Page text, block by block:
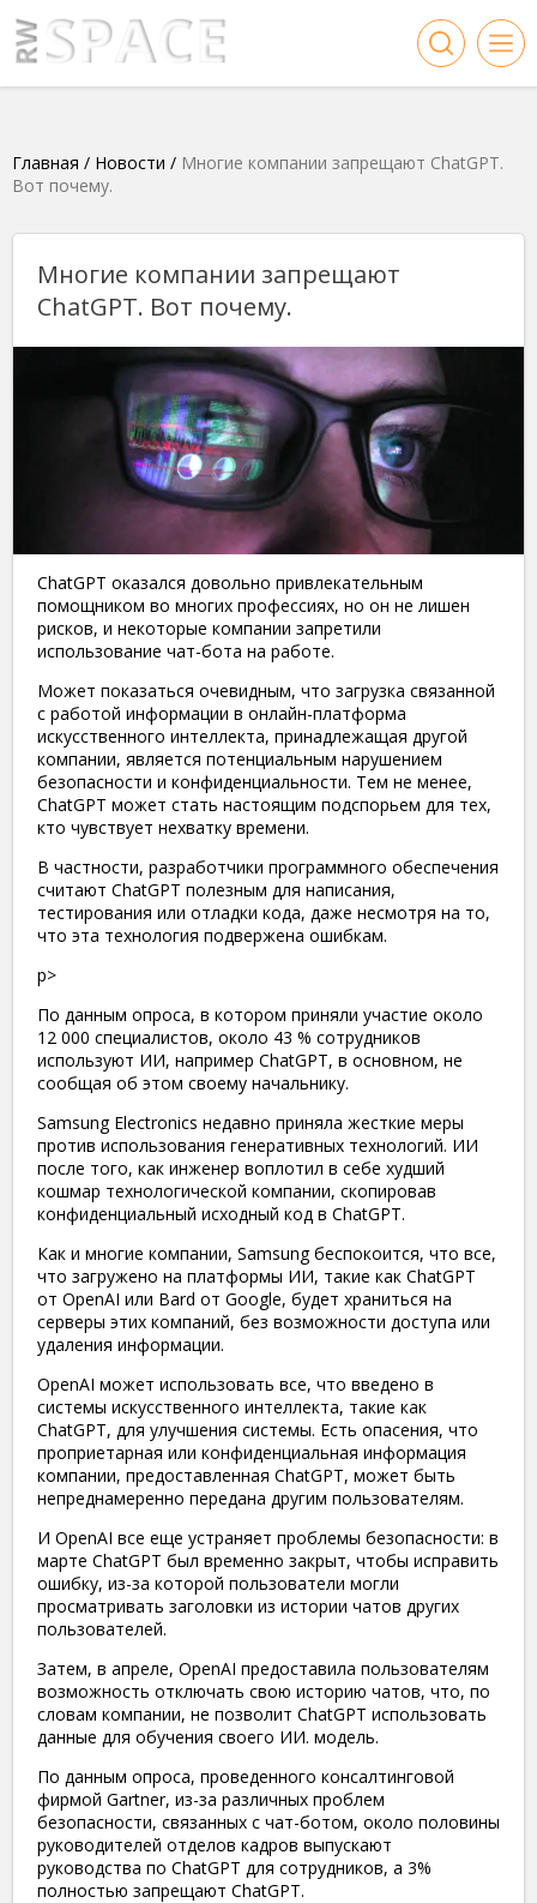
Главная / Новости / Многие компании запрещают ChatGPT.
Вот почему.
Многие компании запрещают
ChatGPT. Вот почему.
ChatGPT оказался довольно привлекательным
помощником во многих профессиях, но он не лишен
рисков, и некоторые компании запретили
использование чат-бота на работе.
Может показаться очевидным, что загрузка связанной
с работой информации в онлайн-платформа
искусственного интеллекта, принадлежащая другой
компании, является потенциальным нарушением
безопасности и конфиденциальности. Тем не менее,
ChatGPT может стать настоящим подспорьем для тех,
кто чувствует нехватку времени.
В частности, разработчики программного обеспечения
считают ChatGPT полезным для написания,
тестирования или отладки кода, даже несмотря на то,
что эта технология подвержена ошибкам.
p>
По данным опроса, в котором приняли участие около
12 000 специалистов, около 43 % сотрудников
используют ИИ, например ChatGPT, в основном, не
сообщая об этом своему начальнику.
Samsung Electronics недавно приняла жесткие меры
против использования генеративных технологий. ИИ
после того, как инженер воплотил в себе худший
кошмар технологической компании, скопировав
конфиденциальный исходный код в ChatGPT.
Как и многие компании, Samsung беспокоится, что все,
что загружено на платформы ИИ, такие как ChatGPT
от OpenAI или Bard от Google, будет храниться на
серверы этих компаний, без возможности доступа или
удаления информации.
OpenAI может использовать все, что введено в
системы искусственного интеллекта, такие как
ChatGPT, для улучшения системы. Есть опасения, что
проприетарная или конфиденциальная информация
компании, предоставленная ChatGPT, может быть
непреднамеренно передана другим пользователям.
И OpenAI все еще устраняет проблемы безопасности: в
марте ChatGPT был временно закрыт, чтобы исправить
ошибку, из-за которой пользователи могли
просматривать заголовки из истории чатов других
пользователей.
Затем, в апреле, OpenAI предоставила пользователям
возможность отключать свою историю чатов, что, по
словам компании, не позволит ChatGPT использовать
данные для обучения своего ИИ. модель.
По данным опроса, проведенного консалтинговой
фирмой Gartner, из-за различных проблем
безопасности, связанных с чат-ботом, около половины
руководителей отделов кадров выпускают
руководства по ChatGPT для сотрудников, а 3%
полностью запрещают ChatGPT.